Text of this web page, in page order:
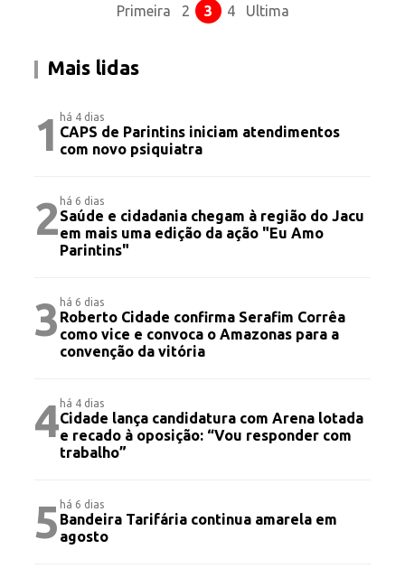
Primeira 2 3 4 Ultima
Mais lidas
1há 4 dias
CAPS de Parintins iniciam atendimentos
com novo psiquiatra
2há 6 dias
Saúde e cidadania chegam à região do Jacu
em mais uma edição da ação "Eu Amo
Parintins"
3há 6 dias
Roberto Cidade confirma Serafim Corrêa
como vice e convoca o Amazonas para a
convenção da vitória
4há 4 dias
Cidade lança candidatura com Arena lotada
e recado à oposição: “Vou responder com
trabalho”
5há 6 dias
Bandeira Tarifária continua amarela em
agosto